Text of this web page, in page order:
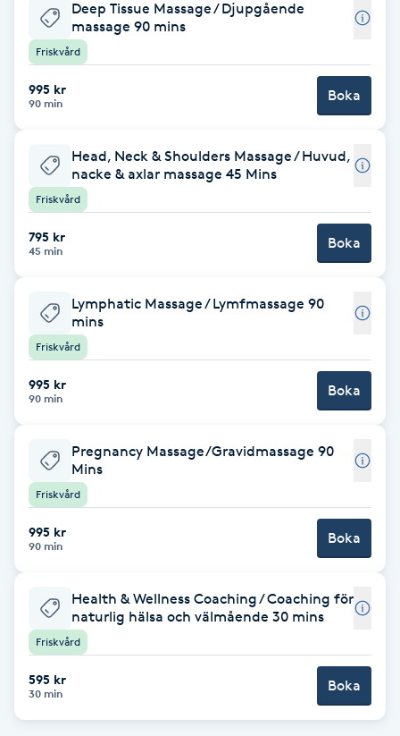
Babylights
Balayage
Bambumassage
Barnklippning
BIAB
Blowout
Bottenfärg
Brynformning
Brynfärgning
Brynplockning
Celluliter
Deep Tissue Massage / Djupgående
massage 90 mins
Friskvård
995 kr
90 min Boka
Head, Neck & Shoulders Massage / Huvud,
nacke & axlar massage 45 Mins
Friskvård
795 kr
45 min Boka
Lymphatic Massage / Lymfmassage 90
mins
Friskvård
995 kr
90 min Boka
Pregnancy Massage/Gravidmassage 90
Mins
Friskvård
995 kr
90 min Boka
Health & Wellness Coaching / Coaching för
naturlig hälsa och välmående 30 mins
Friskvård
595 kr
30 min Boka